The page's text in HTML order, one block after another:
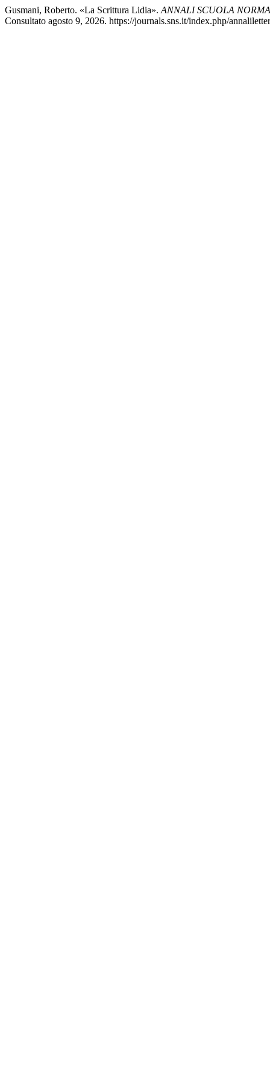
Gusmani, Roberto. «La Scrittura Lidia». ANNALI SCUOLA
Consultato agosto 9, 2026. https://journals.sns.it/index.php/